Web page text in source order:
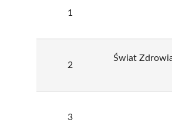
1
2
Świat
3